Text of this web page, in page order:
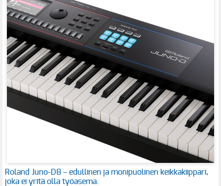
Roland Juno-D8 – edullinen ja monipuolinen keikkakiippari,
joka ei yritä olla työasema.